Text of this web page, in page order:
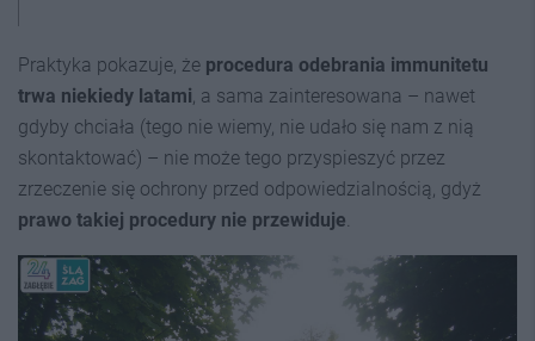
Praktyka pokazuje, że procedura odebrania immunitetu
trwa niekiedy latami, a sama zainteresowana – nawet
gdyby chciała (tego nie wiemy, nie udało się nam z nią
skontaktować) – nie może tego przyspieszyć przez
zrzeczenie się ochrony przed odpowiedzialnością, gdyż
prawo takiej procedury nie przewiduje.